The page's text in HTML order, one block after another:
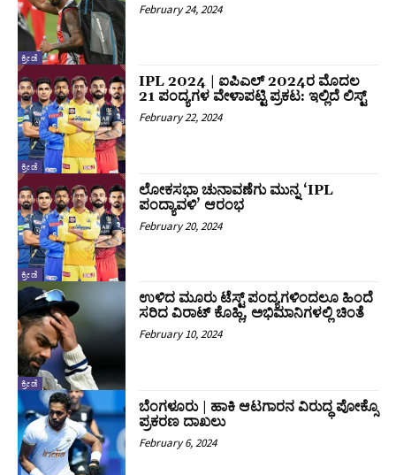
ಕ್ರೀಡೆ
February 24, 2024
ಕ್ರೀಡೆ
IPL 2024 | ಐಪಿಎಲ್ 2024ರ ಮೊದಲ
21 ಪಂದ್ಯಗಳ ವೇಳಾಪಟ್ಟಿ ಪ್ರಕಟ: ಇಲ್ಲಿದೆ ಲಿಸ್ಟ್
February 22, 2024
ಕ್ರೀಡೆ
ಲೋಕಸಭಾ ಚುನಾವಣೆಗು ಮುನ್ನ ‘IPL
ಪಂದ್ಯಾವಳಿ’ ಆರಂಭ
February 20, 2024
ಕ್ರೀಡೆ
ಉಳಿದ ಮೂರು ಟೆಸ್ಟ್‌ ಪಂದ್ಯಗಳಿಂದಲೂ ಹಿಂದೆ
ಸರಿದ ವಿರಾಟ್‌ ಕೊಹ್ಲಿ, ಅಭಿಮಾನಿಗಳಲ್ಲಿ ಚಿಂತೆ
February 10, 2024
ಬೆಂಗಳೂರು | ಹಾಕಿ ಆಟಗಾರನ ವಿರುದ್ಧ ಪೋಕ್ಸೊ
ಪ್ರಕರಣ ದಾಖಲು
February 6, 2024